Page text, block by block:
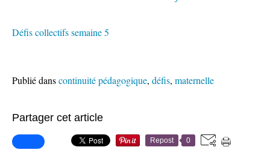
Défis collectifs semaine 5
Publié danscontinuité pédagogique, défis, maternelle
Partager cet article
Repost 0